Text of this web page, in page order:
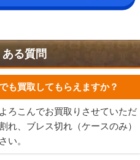
る質問
も買取してもらえますか？
ろこんでお買取りさせていただ
れ、ブレス切れ（ケースのみ）
い。